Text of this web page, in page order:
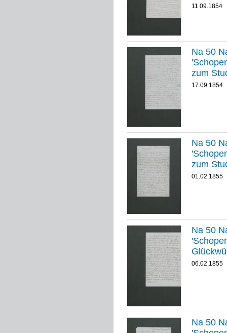
11.09.1854
Na 50
zum
17.09.1854
Na 50
zum
01.02.1855
Na 50
06.02.1855
Na 50